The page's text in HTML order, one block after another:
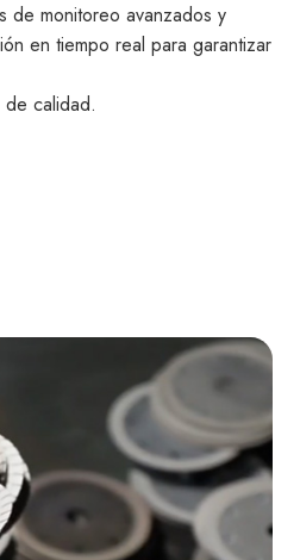
de monitoreo avanzados y
en tiempo real para garantizar
calidad.